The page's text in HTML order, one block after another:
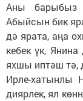
Аны барыбыз
Абыйсын бик
дә ярата, аңа
кебек үк,
яхшы иптәш тә,
Ирле-хатынлы
диярлек, ял